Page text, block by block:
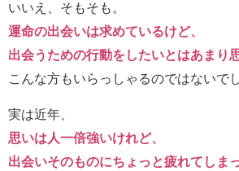
いいえ、そもそも。
運命の出会いは求めているけど、
出会うための行動をしたいとはあまり
こんな方もいらっしゃるのではないで
実は近年、
思いは人一倍強いけれど、
出会いそのものにちょっと疲れてしま